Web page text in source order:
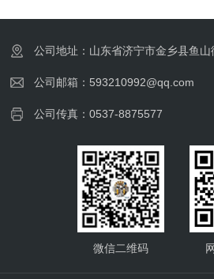
公司地址：山东省济宁市金乡县鱼
公司邮箱：593210992@qq.com
公司传真：0537-8875577
微信二维码